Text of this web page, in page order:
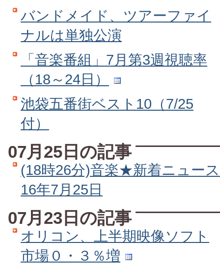
バンドメイド、ツアーファイ
ナルは単独公演
「音楽番組」7月第3週視聴率
（18～24日）
池袋五番街ベスト10（7/25
付）
07月25日の記事
(18時26分)音楽★新着ニュース
16年7月25日
07月23日の記事
オリコン、上半期映像ソフト
市場０・３％増